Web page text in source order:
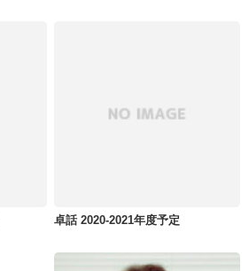
卓話 2020-2021年度予定